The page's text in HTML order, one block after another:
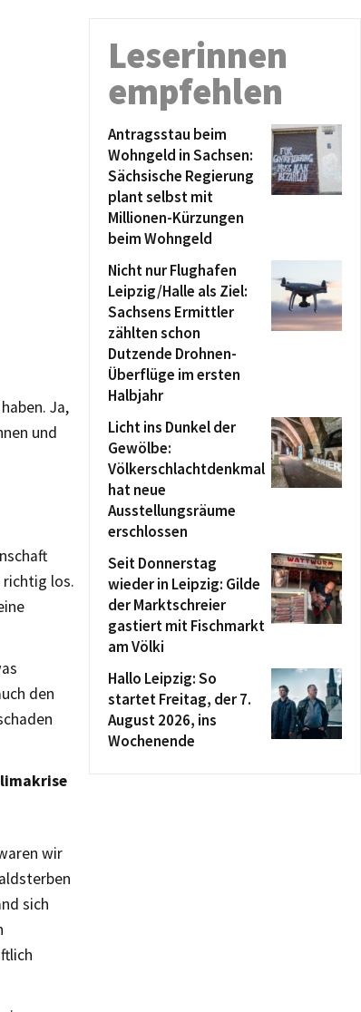
Ja,
und
richtig los.
den
wir
sich
Leserinnen
empfehlen
Antragsstau beim
Wohngeld in Sachsen:
Sächsische Regierung
plant selbst mit
Millionen-Kürzungen
beim Wohngeld
Nicht nur Flughafen
Leipzig/Halle als Ziel:
Sachsens Ermittler
zählten schon
Dutzende Drohnen-
Überflüge im ersten
Halbjahr
Licht ins Dunkel der
Gewölbe:
Völkerschlachtdenkmal
hat neue
Ausstellungsräume
erschlossen
Seit Donnerstag
wieder in Leipzig: Gilde
der Marktschreier
gastiert mit Fischmarkt
am Völki
Hallo Leipzig: So
startet Freitag, der 7.
August 2026, ins
Wochenende